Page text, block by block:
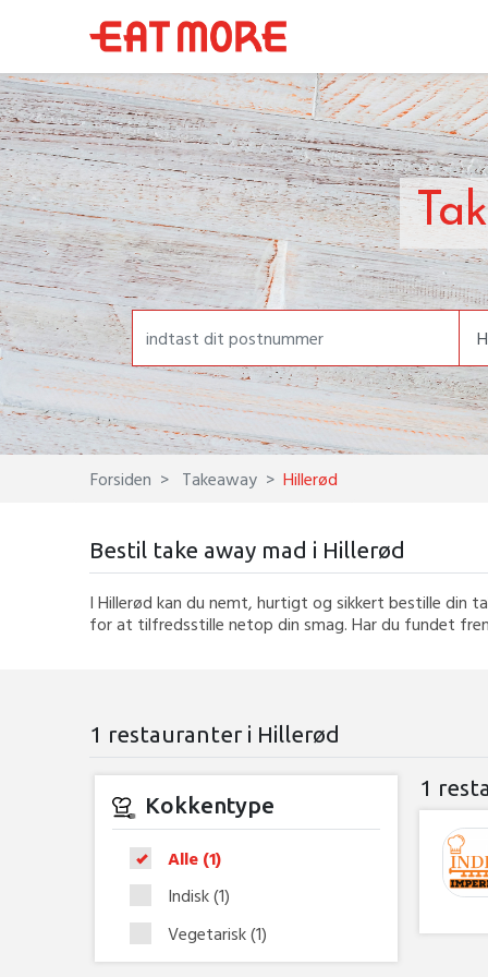
Forsiden Takeaway Hillerød
Bestil take away mad i Hillerød
I Hillerød kan du nemt, hurtigt og sikkert bestille din
for at tilfredsstille netop din smag. Har du fundet
1 restauranter i Hillerød
Kokkentype
Alle (1)
Indisk(1)
Vegetarisk(1)
1